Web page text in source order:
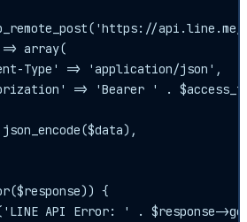
array(
Type' => 'application/json',
=> 'Bearer ' .
{
API Error: ' . $response-